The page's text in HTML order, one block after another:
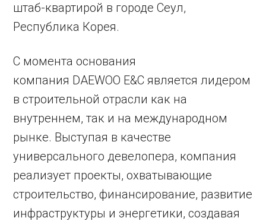
штаб-квартирой в городе Сеул,
Республика Корея.
С момента основания
компания DAEWOO E&C является лидером
в строительной отрасли как на
внутреннем, так и на международном
рынке. Выступая в качестве
универсального девелопера, компания
реализует проекты, охватывающие
строительство, финансирование, развитие
инфраструктуры и энергетики, создавая